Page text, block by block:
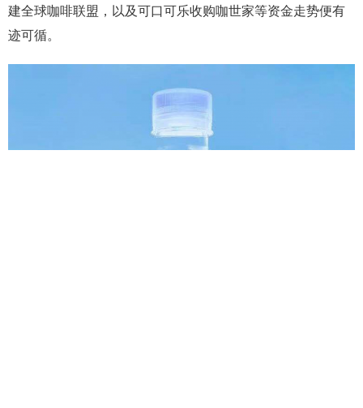
建全球咖啡联盟，以及可口可乐收购咖世家等资金走势便有
迹可循。